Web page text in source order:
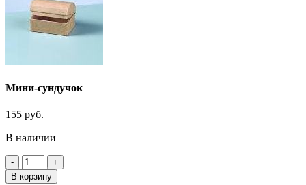
Мини-сундучок
155 руб.
В наличии
Количество
товара
В корзину